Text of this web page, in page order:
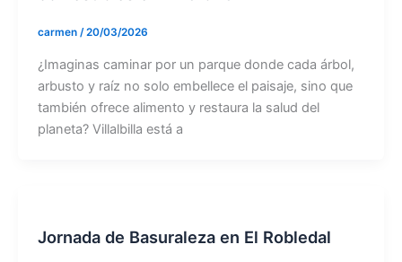
carmen /20/03/2026
¿Imaginas caminar por un parque donde cada árbol,
arbusto y raíz no solo embellece el paisaje, sino que
también ofrece alimento y restaura la salud del
planeta? Villalbilla está a
Jornada de Basuraleza en El Robledal